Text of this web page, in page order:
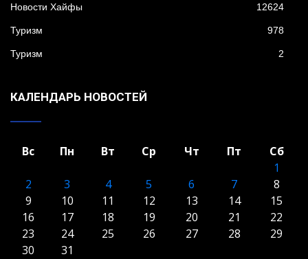
Новости Хайфы 12624
Туризм 978
Туризм 2
КАЛЕНДАРЬ НОВОСТЕЙ
Вс Пн Вт Ср Чт Пт
Сб
1
2
3 4 5 6 7
8
9
10 11 12 13 14
15
16
17 18 19 20 21
22
23
24 25 26 27 28
29
30
31